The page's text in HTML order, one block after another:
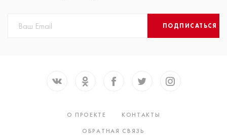
ПОДПИСАТЬСЯ
О ПРОЕКТЕ
КОНТАКТЫ
ОБРАТНАЯ СВЯЗЬ